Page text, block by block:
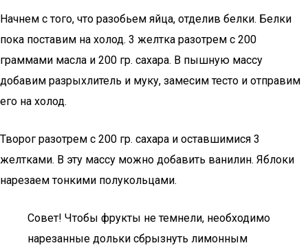
Начнем с того, что разобьем яйца, отделив белки. Белки
пока поставим на холод. 3 желтка разотрем с 200
граммами масла и 200 гр. сахара. В пышную массу
добавим разрыхлитель и муку, замесим тесто и отправим
его на холод.
Творог разотрем с 200 гр. сахара и оставшимися 3
желтками. В эту массу можно добавить ванилин. Яблоки
нарезаем тонкими полукольцами.
Совет! Чтобы фрукты не темнели, необходимо
нарезанные дольки сбрызнуть лимонным